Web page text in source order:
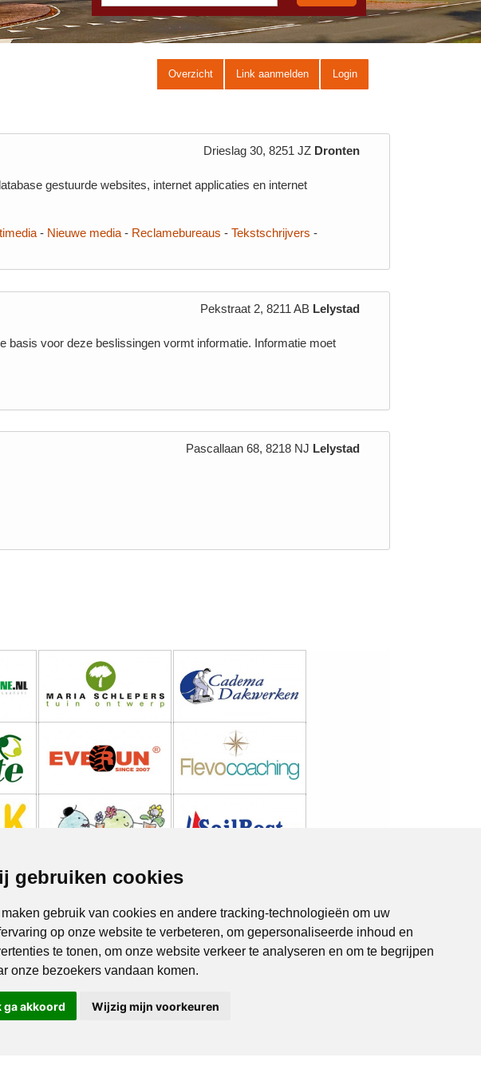
gebruiken cookies
gebruik van cookies en andere tracking-technologieën om uw
op onze website te verbeteren, om gepersonaliseerde inhoud en
te tonen, om onze website verkeer te analyseren en om te begrijpen
onze bezoekers vandaan komen.
ga akkoord Wijzig mijn voorkeuren
Overzicht Link aanmelden Login
Drieslag 30, 8251 JZ Dronten
gestuurde websites, internet applicaties en internet
- Nieuwe media- Reclamebureaus - Tekstschrijvers -
Pekstraat 2, 8211 AB Lelystad
basis voor deze beslissingen vormt informatie. Informatie moet
Pascallaan 68, 8218 NJ Lelystad
Online
Almere Online